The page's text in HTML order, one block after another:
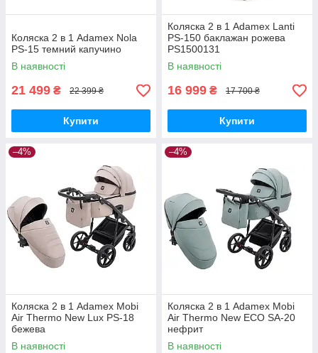
Коляска 2 в 1 Adamex Nola
PS-15 темний капучино
В наявності
21 499 ₴ 22 399 ₴
Купити
Коляска 2 в 1 Adamex Lanti
PS-150 баклажан рожева
PS1500131
В наявності
16 999 ₴ 17 700 ₴
Купити
–4%
Коляска 2 в 1 Adamex Mobi
Air Thermo New Lux PS-18
бежева
В наявності
–4%
Коляска 2 в 1 Adamex Mobi
Air Thermo New ECO SA-20
нефрит
В наявності